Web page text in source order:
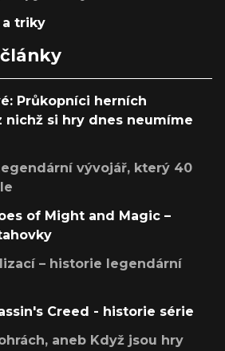
a triky
Průkopníci herních
nichž si hry dnes neumíme
vývojář, který 40
of Might and Magic –
– historie legendární
Creed - historie série
aneb Když jsou hry